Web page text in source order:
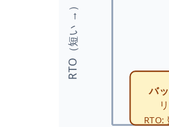
RTO（短い →）
バ
RTO: